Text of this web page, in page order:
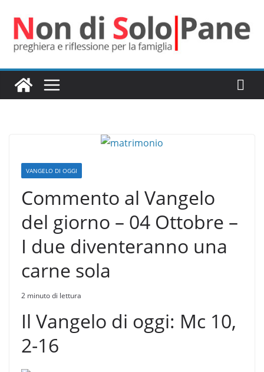
contenuto
VANGELO DI OGGI
Commento al Vangelo
del giorno – 04 Ottobre –
I due diventeranno una
carne sola
2 minuto di lettura
Il Vangelo di oggi: Mc 10,
2-16